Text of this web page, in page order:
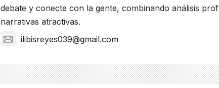
debate y conecte con la gente, combinando análisis
narrativas atractivas.
ilibisreyes039@gmail.com